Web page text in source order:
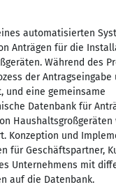
automatisierten
Anträgen für die
Während des
der
und eine gemeinsame
Datenbank für
Haushaltsgroßgeräten
Konzeption und
für Geschäftspartner,
Unternehmens mit
auf die Datenbank.